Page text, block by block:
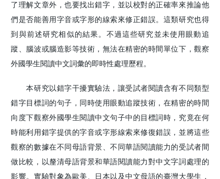
了理解文章外，也要找出錯字，並以校對的正確率來推論他
們是否能善用字音或字形的線索來修正錯誤。這類研究也得
到與前述研究相似的結果。不過這些研究並未使用眼動追
蹤、腦波或腦造影等技術，無法在精密的時間單位下，觀察
外國學生閱讀中文詞彙的即時性處理歷程。
本研究以錯字干擾實驗法，讓受試者閱讀含有不同類型
錯字目標詞的句子，同時使用眼動追蹤技術，在精密的時間
向度下觀察外國學生閱讀中文句子中的目標詞時，究竟在何
時能利用錯字提供的字音或字形線索來修復錯誤，並將這些
觀察的數據在不同母語背景、不同華語閱讀能力的受試者間
做比較，以釐清母語背景和華語閱讀能力對中文字詞處理的
影響。實驗對象為歐美、日本以及中文母語的臺灣大學生，